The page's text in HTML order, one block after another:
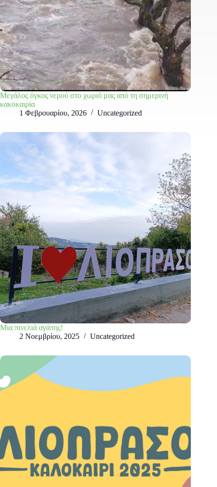
Μεγάλος όγκος νερού στο χωριό μας από τη σημερινή
κακοκαιρία
1 Φεβρουαρίου, 2026
Uncategorized
Μια πινελιά αγάπης!
2 Νοεμβρίου, 2025
Uncategorized